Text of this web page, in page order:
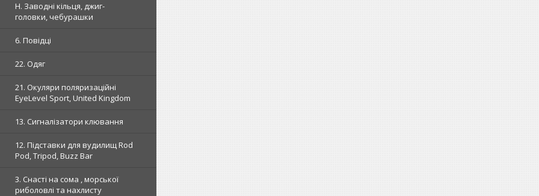
H. Заводні кільця, джиг-
головки, чебурашки
6. Повідці
22. Одяг
21. Окуляри поляризаційні
EyeLevel Sport, United Kingdom
13. Сигналізатори клювання
12. Підставки для вудилищ Rod
Pod, Tripod, Buzz Bar
3. Снасті на сома , морської
риболовлі та нахлисту